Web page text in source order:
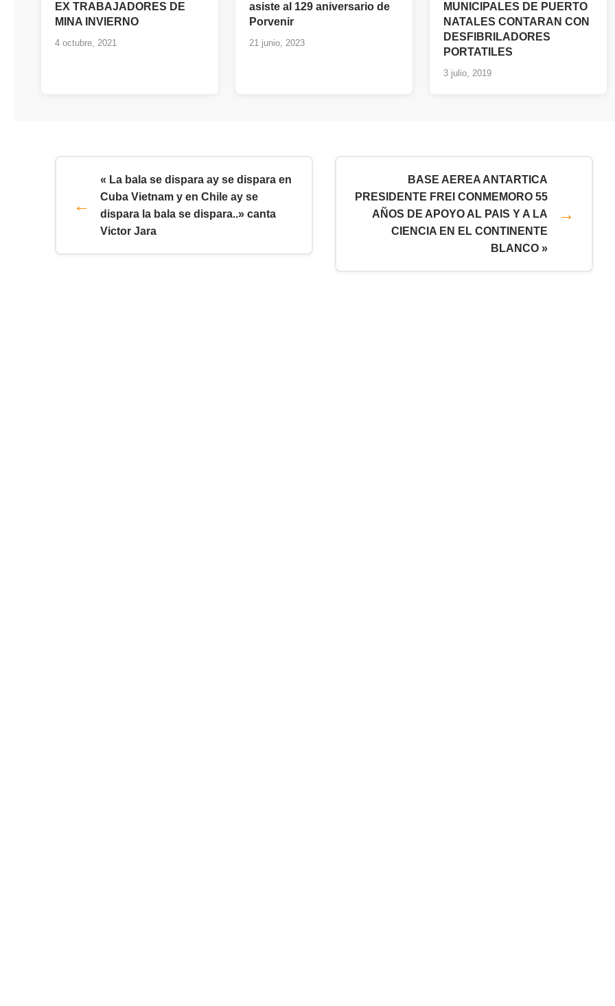
EX TRABAJADORES DE
MINA INVIERNO
4 octubre, 2021
asiste al 129 aniversario de
Porvenir
21 junio, 2023
MUNICIPALES DE PUERTO
NATALES CONTARAN CON
DESFIBRILADORES
PORTATILES
3 julio, 2019
« La bala se dispara ay se dispara en
Cuba Vietnam y en Chile ay se
dispara la bala se dispara..» canta
Victor Jara
BASE AEREA ANTARTICA
PRESIDENTE FREI CONMEMORO 55
AÑOS DE APOYO AL PAIS Y A LA
CIENCIA EN EL CONTINENTE
BLANCO »